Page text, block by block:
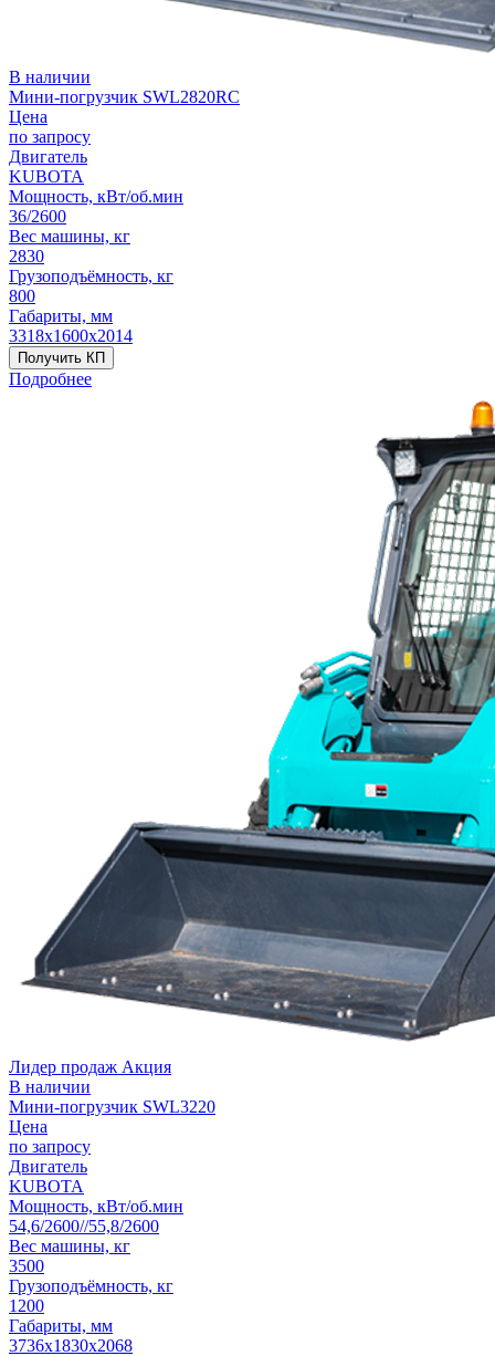
В наличии
Мини-погрузчик SWL2820RC
Цена
по запросу
Двигатель
KUBOTA
Мощность, кВт/об.мин
36/2600
Вес машины, кг
2830
Грузоподъёмность, кг
800
Габариты, мм
3318х1600х2014
Получить КП
Подробнее
Лидер продаж Акция
В наличии
Мини-погрузчик SWL3220
Цена
по запросу
Двигатель
KUBOTA
Мощность, кВт/об.мин
54,6/2600//55,8/2600
Вес машины, кг
3500
Грузоподъёмность, кг
1200
Габариты, мм
3736х1830х2068